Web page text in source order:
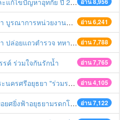
ก้ไขปัญหาอุทกัย ปี 2561
อ่าน 6,241
ะกอบการร้านค้าที่ยังฝ่าฝืนตั้งร้านค้ารุกล้ำเขตพื้นที่ทางหลวง เตรียมความปลอดภัยก่อนเทศกาลสงกรานต์
อ่าน 7,788
ธารณะ สถานีขนส่งรถโดยสาร วินรถตู้ และสถานีรถไฟ เตรียมรับมือเทศกาลสงกรานต์
อ่าน 7,765
รค์ ร่วมใจกันรักน้ำ
อ่าน 4,105
เปิดไฟหน้า คาดเข็มขัด" เทศกาลสงกรานต์ ปี 2561
อ่าน 7,122
ศยิ่งฟ้าอยุธยามรดกโลก